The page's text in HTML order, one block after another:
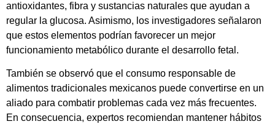
antioxidantes, fibra y sustancias naturales que ayudan a
regular la glucosa. Asimismo, los investigadores señalaron
que estos elementos podrían favorecer un mejor
funcionamiento metabólico durante el desarrollo fetal.
También se observó que el consumo responsable de
alimentos tradicionales mexicanos puede convertirse en un
aliado para combatir problemas cada vez más frecuentes.
En consecuencia, expertos recomiendan mantener hábitos